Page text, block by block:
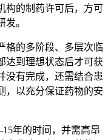
构的制药许可后，方可
。
的多阶段、多层次临
达到理想状态后才可获
没有完成，还需结合患
，以充分保证药物的安
年的时间，并需高昂